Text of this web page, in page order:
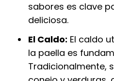
sabores es clave
deliciosa.
El Caldo: El caldo
la paella es
Tradicionalmente,